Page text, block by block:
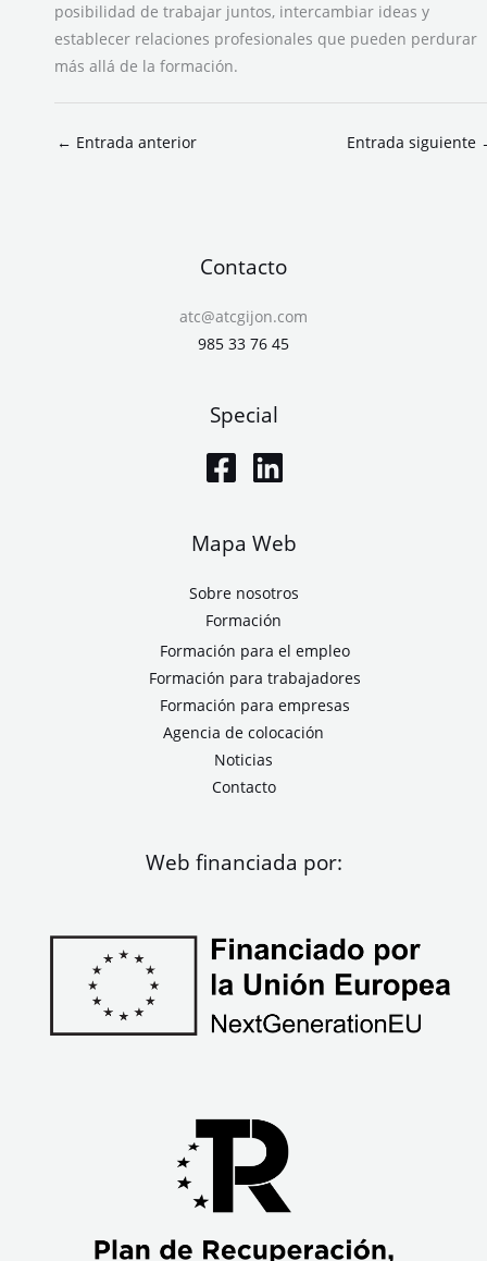
posibilidad de trabajar juntos, intercambiar ideas y
establecer relaciones profesionales que pueden perdurar
más allá de la formación.
← Entrada anterior Entrada siguiente
Contacto
atc@atcgijon.com
985 33 76 45
Special
Mapa Web
Sobre nosotros
Formación
Formación para el empleo
Formación para trabajadores
Formación para empresas
Agencia de colocación
Noticias
Contacto
Web financiada por: